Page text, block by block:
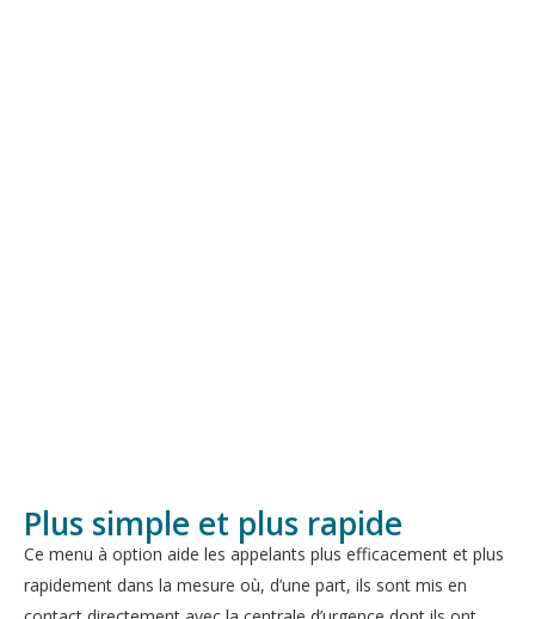
Plus simple et plus rapide
Ce menu à option aide les appelants plus efficacement et plus
rapidement dans la mesure où, d’une part, ils sont mis en